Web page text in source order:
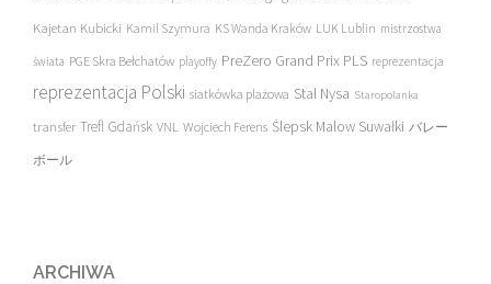
Kajetan Kubicki Kamil Szymura KS Wanda Kraków LUK Lublin mistrzostwa
świata PGE Skra Bełchatów playoffy PreZero Grand Prix PLS reprezentacja
reprezentacja Polski siatkówka plażowa Stal Nysa Staropolanka
transfer Trefl Gdańsk VNL Wojciech Ferens Ślepsk Malow Suwałki バレー
ボール
ARCHIWA